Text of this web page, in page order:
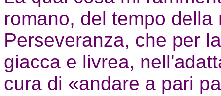
romano, del tempo
Perseveranza, che per
giacca e livrea,
cura di «andare a pari